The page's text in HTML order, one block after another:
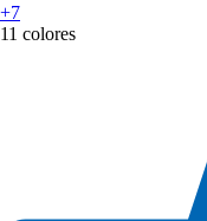
+7
11 colores